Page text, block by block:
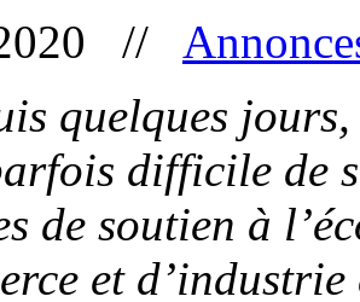
//
quelques
difficile de
de soutien à
et